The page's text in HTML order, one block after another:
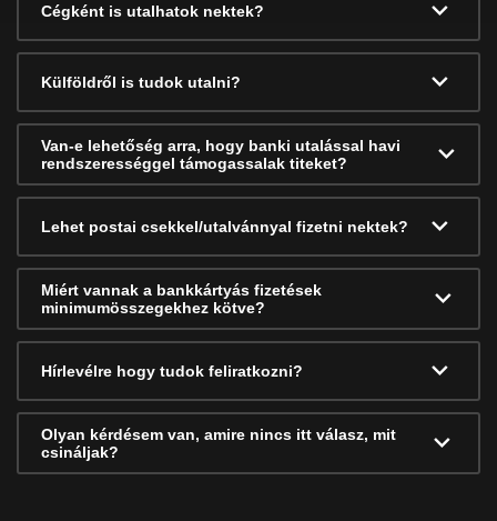
Cégként is utalhatok nektek?
Külföldről is tudok utalni?
Van-e lehetőség arra, hogy banki utalással havi
rendszerességgel támogassalak titeket?
Lehet postai csekkel/utalvánnyal fizetni nektek?
Miért vannak a bankkártyás fizetések
minimumösszegekhez kötve?
Hírlevélre hogy tudok feliratkozni?
Olyan kérdésem van, amire nincs itt válasz, mit
csináljak?